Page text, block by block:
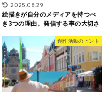
2025.08.29
絵描きが自分のメディアを持つべ
き3つの理由。発信する事の大切さ
創作活動のヒント